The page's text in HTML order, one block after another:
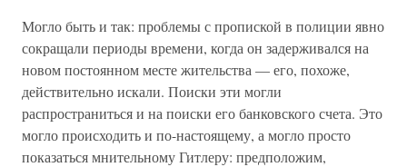
Могло быть и так: проблемы с пропиской в полиции явно
сокращали периоды времени, когда он задерживался на
новом постоянном месте жительства — его, похоже,
действительно искали. Поиски эти могли
распространиться и на поиски его банковского счета. Это
могло происходить и по-настоящему, а могло просто
показаться мнительному Гитлеру: предположим,